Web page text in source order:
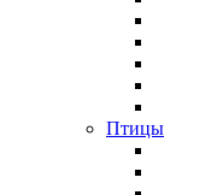
Птицы